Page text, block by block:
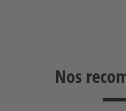
Nos